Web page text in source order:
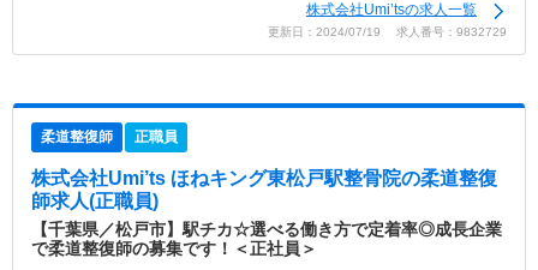
株式会社Umi’tsの求人一覧
更新日：2024/07/19 求人番号：9832729
柔道整復師 正職員
株式会社Umi’ts ほねキング東松戸駅整骨院の柔道整復
師求人(正職員)
【千葉県／松戸市】駅チカ☆選べる働き方で定着率◎成長企業
で柔道整復師の募集です！＜正社員＞